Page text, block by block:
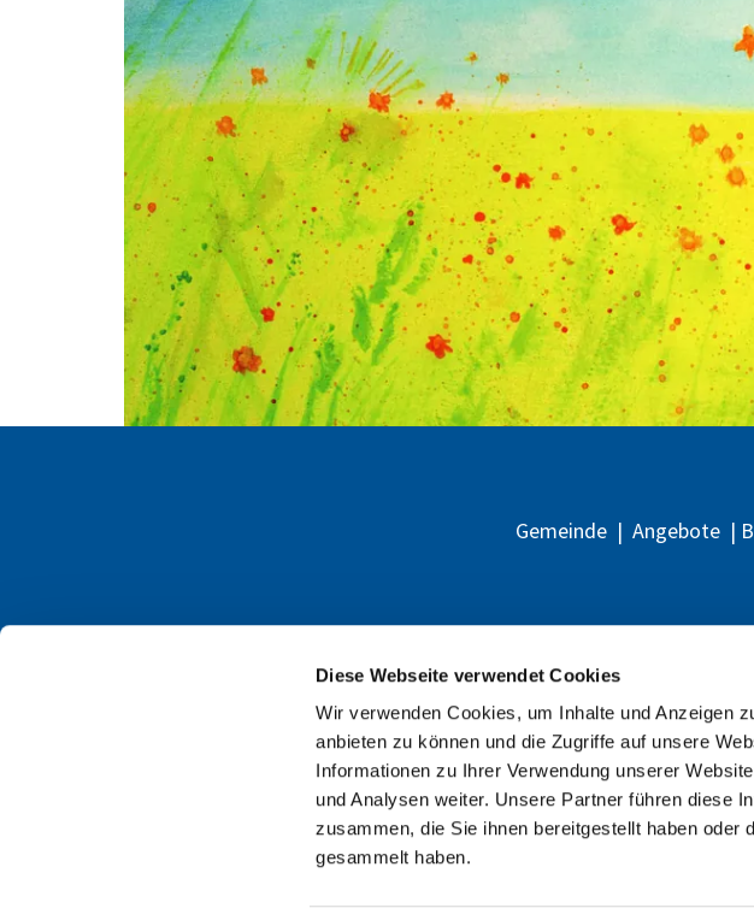
Diese Webseite verwendet Cookies
Wir verwenden Cookies, um Inhalte und Anzeigen
anbieten zu können und die Zugriffe auf unsere
Informationen zu Ihrer Verwendung unserer
und Analysen weiter. Unsere Partner führen diese
zusammen, die Sie ihnen bereitgestellt haben oder
gesammelt haben.
Gemeinde | Angebote |
Impressum